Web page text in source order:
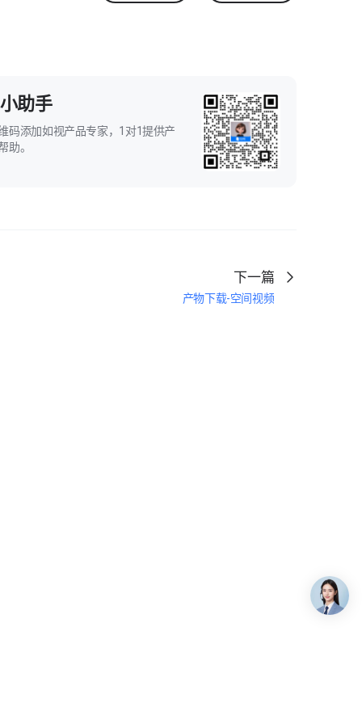
助手
码添加如视产品专家，1对1提供产
助。
下一篇
产物下载-空间视频